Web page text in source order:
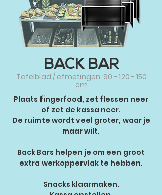
BACK BAR
Tafelblad / afmetingen: 90 - 120 - 150
cm
Plaats fingerfood, zet flessen neer
of zet de kassa neer.
De ruimte wordt veel groter, waar je
maar wilt.
Back Bars helpen je om een groot
extra werkoppervlak te hebben.
Snacks klaarmaken.